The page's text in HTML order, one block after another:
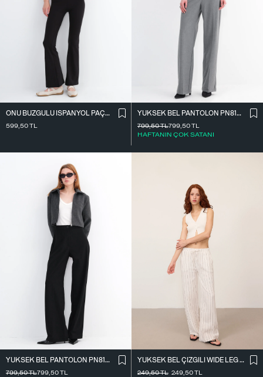
ÖNÜ BÜZGÜLÜ İ̇SPANYOL PAÇA TAYT TYT4009
599,50TL
YÜKSEK BEL PANTOLON PN8130-R4
799,50TL
HAFTANIN ÇOK SATANI
799,50TL
YÜKSEK BEL PANTOLON PN8130-R4
799,50TL799,50TL
YÜKSEK BEL ÇIZGILI WIDE LEG PANTOLON PN13730-L4
249,50TL 249,50TL